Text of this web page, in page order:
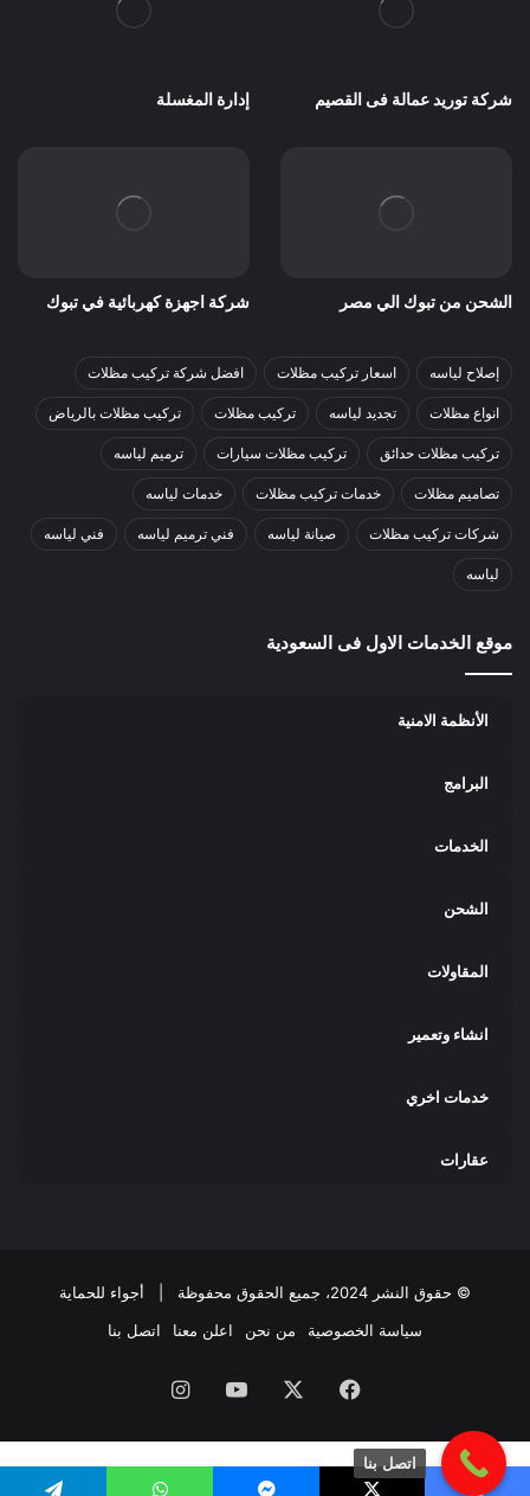
شركة توريد عمالة فى القصيم إدارة المغسلة
الشحن من تبوك الي مصر شركة اجهزة كهربائية في تبوك
إصلاح لياسه اسعار تركيب مظلات افضل شركة تركيب مظلات
انواع مظلات تجديد لياسه تركيب مظلات تركيب مظلات بالرياض
تركيب مظلات حدائق تركيب مظلات سيارات ترميم لياسه
تصاميم مظلات خدمات تركيب مظلات خدمات لياسه
شركات تركيب مظلات صيانة لياسه فني ترميم لياسه فني لياسه
لياسه
موقع الخدمات الاول فى السعودية
الأنظمة الامنية
البرامج
الخدمات
الشحن
المقاولات
انشاء وتعمير
خدمات اخري
عقارات
© حقوق النشر 2024، جميع الحقوق محفوظة |
أجواء للحماية
سياسة الخصوصية
من نحن اعلن معنا اتصل بنا
فيسبوك ‫YouTubeانستقرام
اتصل بنا